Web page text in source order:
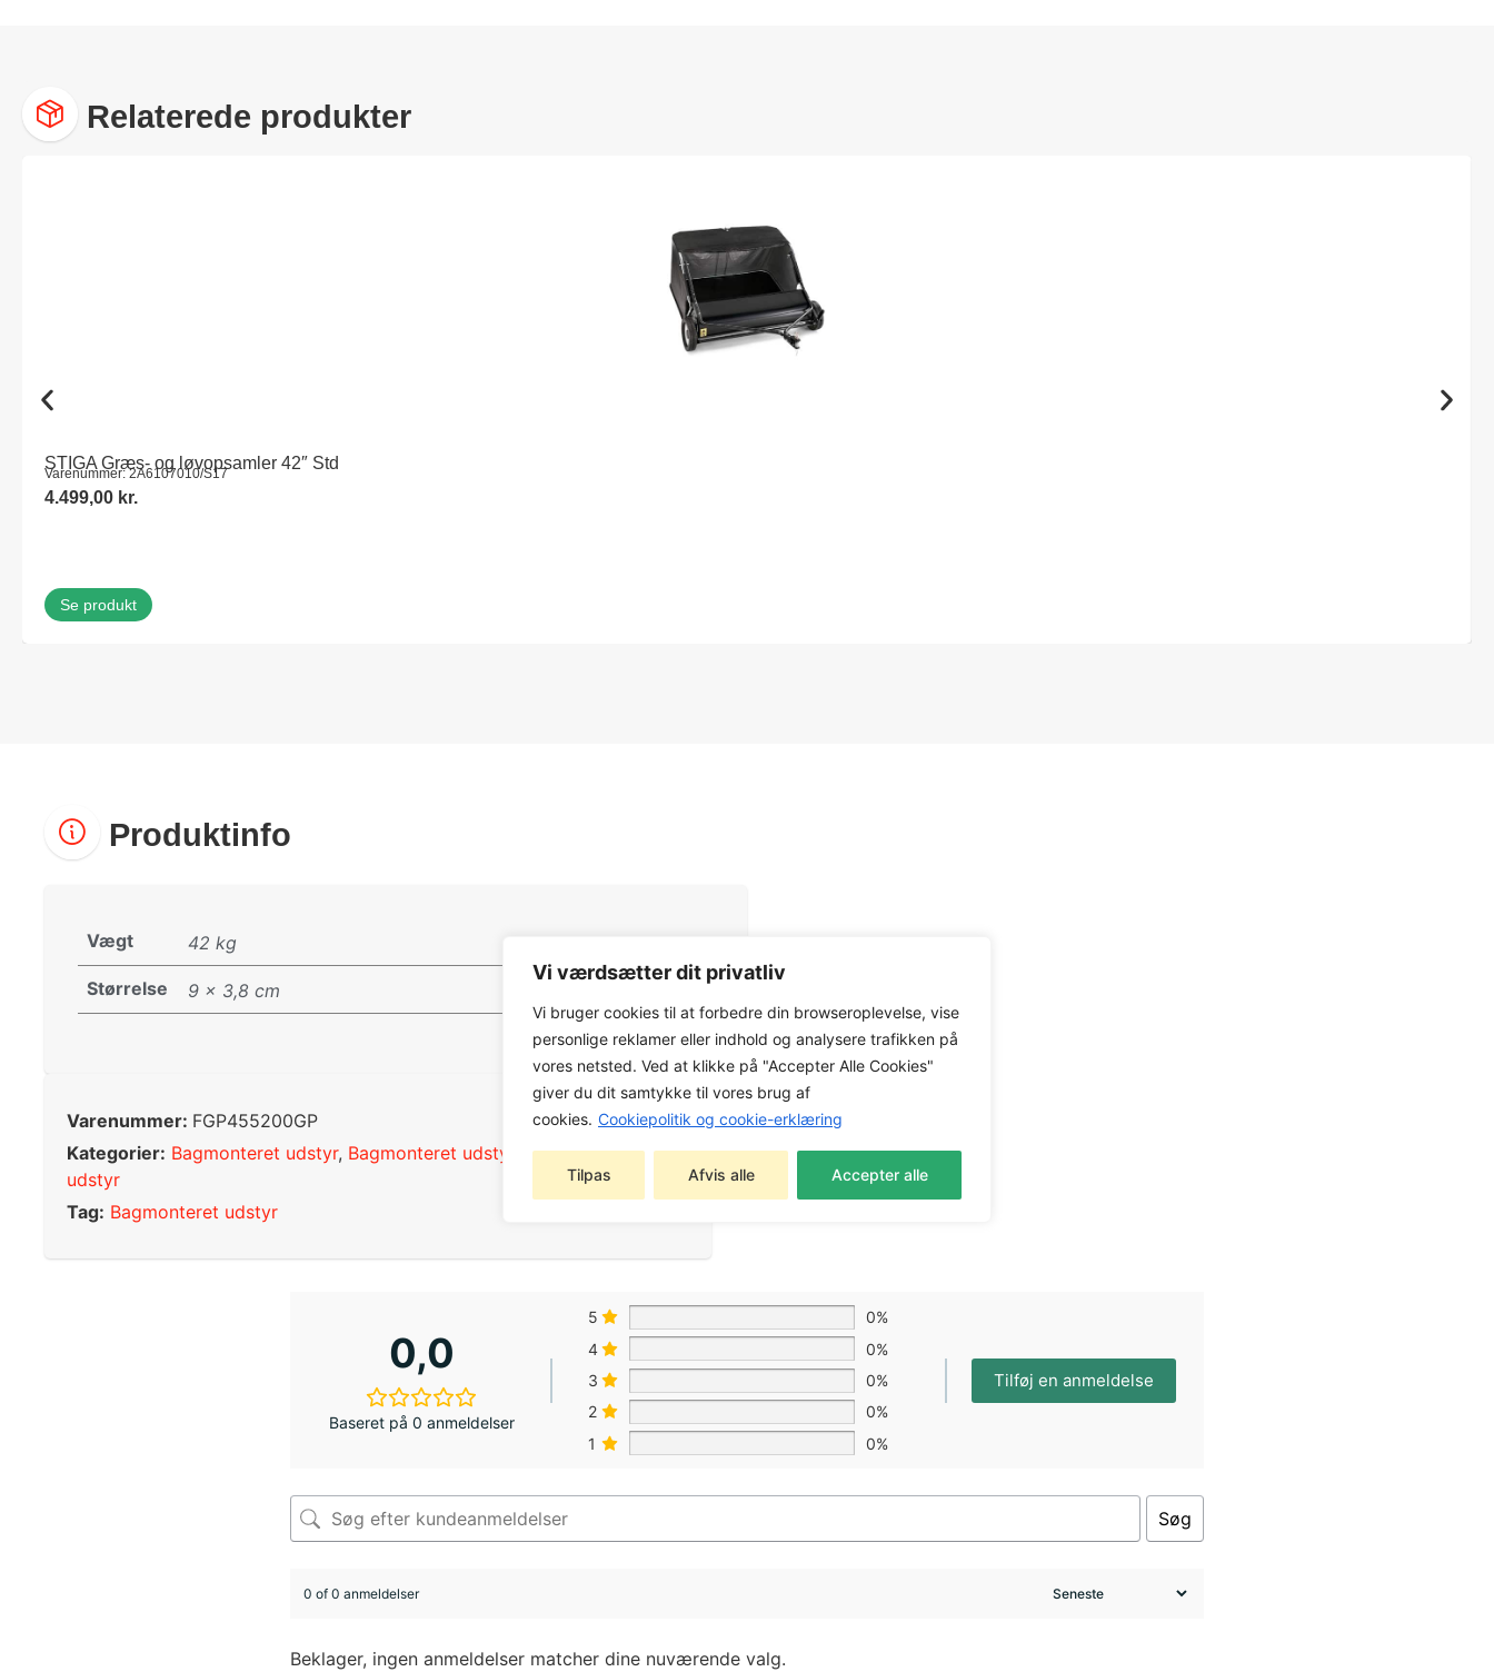
Vi værdsætter dit privatliv
Vi bruger cookies til at forbedre din browseroplevelse, vise
personlige reklamer eller indhold og analysere trafikken på
vores netsted. Ved at klikke på "Accepter Alle Cookies"
giver du dit samtykke til vores brug af
cookies. Cookiepolitik og cookie-erklæring
Tilpas Afvis alle Accepter alle
Relaterede produkter
STIGA Græs- og løvopsamler 42″ Std
Varenummer: 2A6107010/S17
4.499,00 kr.
Se produkt
Produktinfo
Vægt 42 kg
Størrelse 9 × 3,8 cm
Varenummer: FGP455200GP
Kategorier: Bagmonteret udstyr, Bagmonteret udstyr
Bagmonteret
udstyr
Tag: Bagmonteret udstyr
0,0
Baseret på 0 anmeldelser
5
0%
4
0%
3
0%
2
0%
1
0%
Tilføj en anmeldelse
Søg
0 of 0 anmeldelser
Beklager, ingen anmeldelser matcher dine nuværende valg.